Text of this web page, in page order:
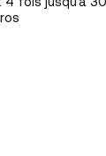
4 fois jusqu'à